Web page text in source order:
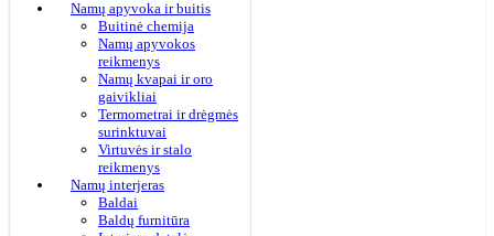
Namų apyvoka ir buitis
Buitinė chemija
Namų apyvokos
reikmenys
Namų kvapai ir oro
gaivikliai
Termometrai ir drėgmės
surinktuvai
Virtuvės ir stalo
reikmenys
Namų interjeras
Baldai
Baldų furnitūra